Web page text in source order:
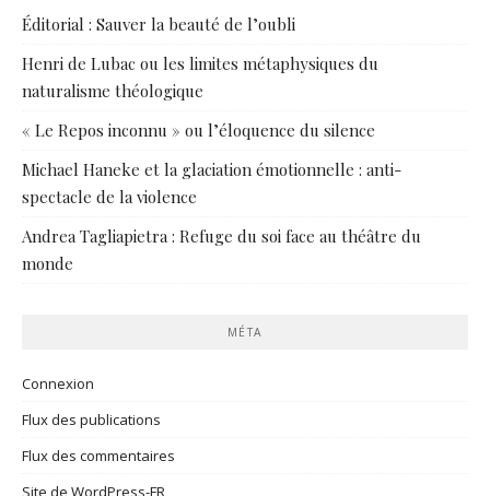
Éditorial : Sauver la beauté de l’oubli
Henri de Lubac ou les limites métaphysiques du
naturalisme théologique
« Le Repos inconnu » ou l’éloquence du silence
Michael Haneke et la glaciation émotionnelle : anti-
spectacle de la violence
Andrea Tagliapietra : Refuge du soi face au théâtre du
monde
MÉTA
Connexion
Flux des publications
Flux des commentaires
Site de WordPress-FR